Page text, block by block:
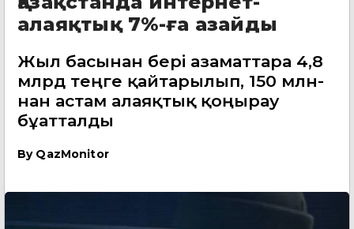
алаяқтық 7%-ға азайды
Жыл басынан бері азаматтарға 4,8
млрд теңге қайтарылып, 150 млн-
нан астам алаяқтық қоңырау
бұғатталды
By QazMonitor